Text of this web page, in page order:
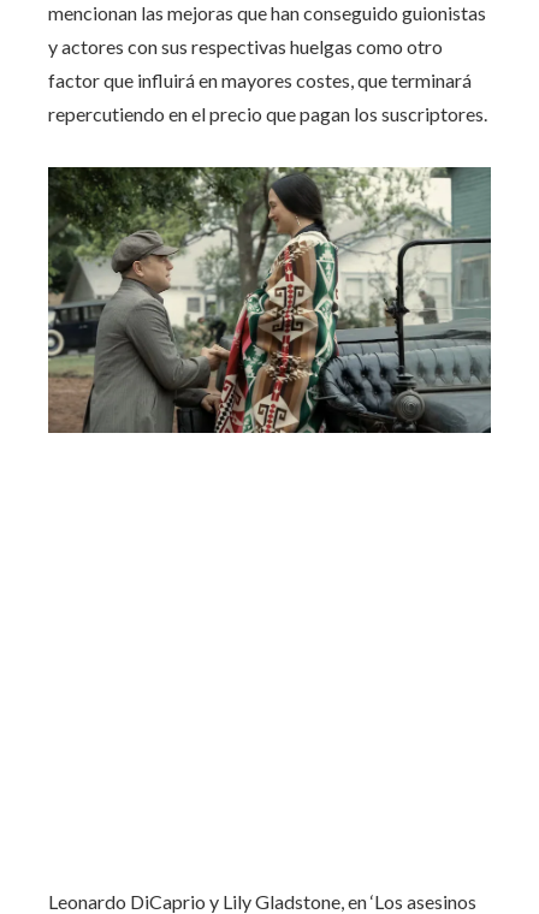
mencionan las mejoras que han conseguido guionistas
y actores con sus respectivas huelgas como otro
factor que influirá en mayores costes, que terminará
repercutiendo en el precio que pagan los suscriptores.
Leonardo DiCaprio y Lily Gladstone, en ‘Los asesinos